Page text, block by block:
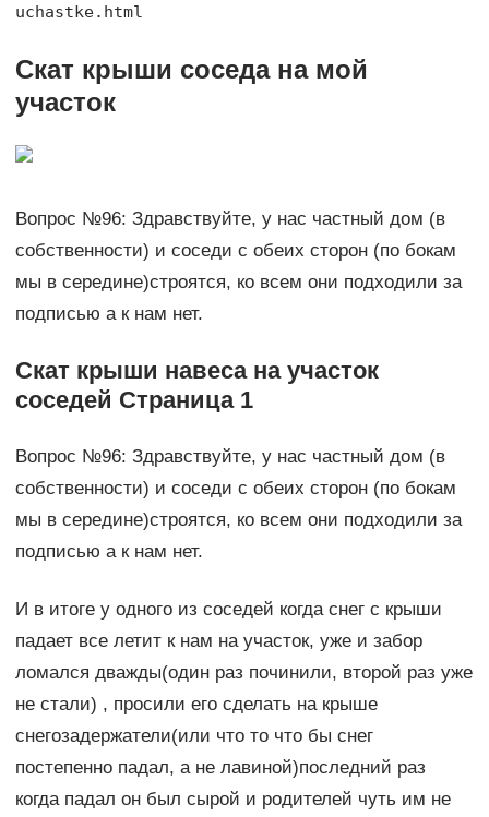
uchastke.html
Скат крыши соседа на мой
участок
Вопрос №96: Здравствуйте, у нас частный дом (в
собственности) и соседи с обеих сторон (по бокам
мы в середине)строятся, ко всем они подходили за
подписью а к нам нет.
Скат крыши навеса на участок
соседей Страница 1
Вопрос №96: Здравствуйте, у нас частный дом (в
собственности) и соседи с обеих сторон (по бокам
мы в середине)строятся, ко всем они подходили за
подписью а к нам нет.
И в итоге у одного из соседей когда снег с крыши
падает все летит к нам на участок, уже и забор
ломался дважды(один раз починили, второй раз уже
не стали) , просили его сделать на крыше
снегозадержатели(или что то что бы снег
постепенно падал, а не лавиной)последний раз
когда падал он был сырой и родителей чуть им не